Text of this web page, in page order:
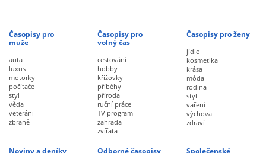
Časopisy pro
muže
auta
luxus
motorky
počítače
styl
věda
veteráni
zbraně
Časopisy pro
volný čas
cestování
hobby
křížovky
příběhy
příroda
ruční práce
TV program
zahrada
zvířata
Časopisy pro ženy
jídlo
kosmetika
krása
móda
rodina
styl
vaření
výchova
zdraví
Noviny a deníky Odborné časopisy
Společenské